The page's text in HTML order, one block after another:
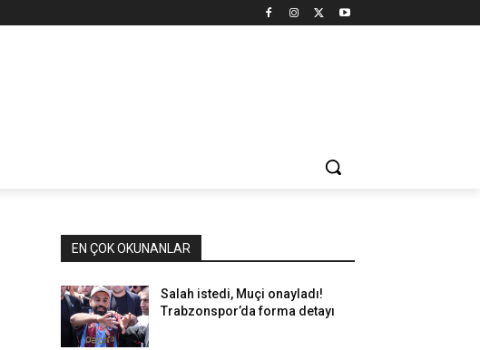
EN ÇOK OKUNANLAR
Salah istedi, Muçi onayladı!
Trabzonspor’da forma detayı